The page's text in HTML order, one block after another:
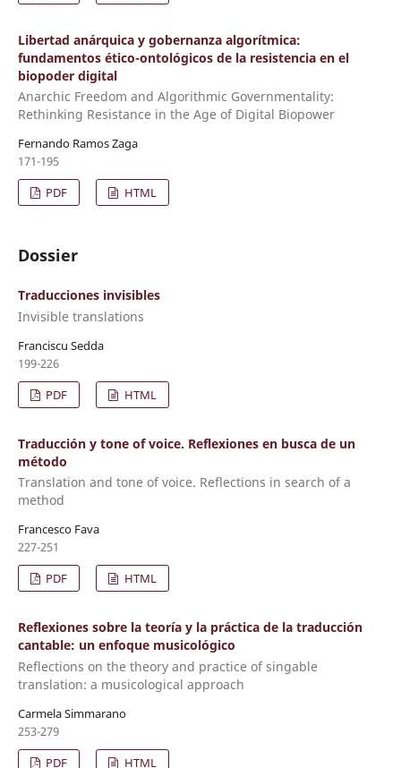
Libertad anárquica y gobernanza algorítmica:
fundamentos ético-ontológicos de la resistencia en el
biopoder digital
Anarchic Freedom and Algorithmic Governmentality:
Rethinking Resistance in the Age of Digital Biopower
Fernando Ramos Zaga
171-195
PDF
HTML
Dossier
Traducciones invisibles
Invisible translations
Franciscu Sedda
199-226
PDF
HTML
Traducción y tone of voice. Reflexiones en busca de un
método
Translation and tone of voice. Reflections in search of a
method
Francesco Fava
227-251
PDF
HTML
Reflexiones sobre la teoría y la práctica de la traducción
cantable: un enfoque musicológico
Reflections on the theory and practice of singable
translation: a musicological approach
Carmela Simmarano
253-279
PDF
HTML